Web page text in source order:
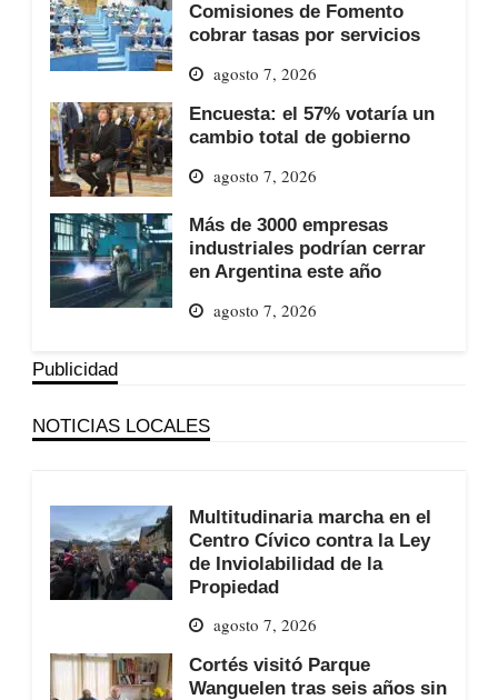
Comisiones de Fomento
cobrar tasas por servicios
agosto 7, 2026
Encuesta: el 57% votaría un
cambio total de gobierno
agosto 7, 2026
Más de 3000 empresas
industriales podrían cerrar
en Argentina este año
agosto 7, 2026
Publicidad
NOTICIAS LOCALES
Multitudinaria marcha en el
Centro Cívico contra la Ley
de Inviolabilidad de la
Propiedad
agosto 7, 2026
Cortés visitó Parque
Wanguelen tras seis años sin